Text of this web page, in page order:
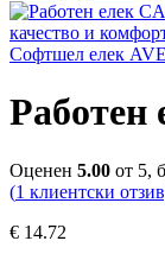
Софтшел елек
Работен
Оценен 5.00 от 5,
(1 клиентски
€ 14.72